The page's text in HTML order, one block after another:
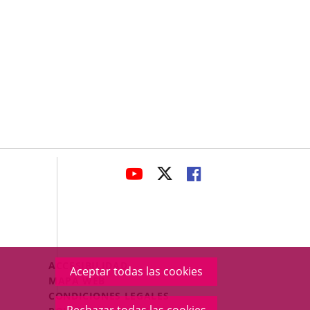
Aceptar todas las cookies
ENLACEENLACEENLACE
Menú
Legal
Footer
ACCESIBILIDAD
MAPA WEB
CONDICIONES LEGALES